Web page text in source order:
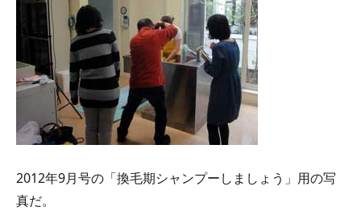
2012年9月号の「換毛期シャンプーしましょう」用の写
真だ。